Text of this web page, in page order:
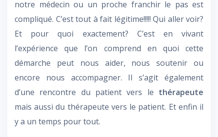
notre médecin ou un proche franchir le pas est
compliqué. C’est tout à fait légitime!!!!! Qui aller voir?
Et pour quoi exactement? C’est en vivant
l’expérience que l’on comprend en quoi cette
démarche peut nous aider, nous soutenir ou
encore nous accompagner. Il s’agit également
d’une rencontre du patient vers le thérapeute
mais aussi du thérapeute vers le patient. Et enfin il
y a un temps pour tout.